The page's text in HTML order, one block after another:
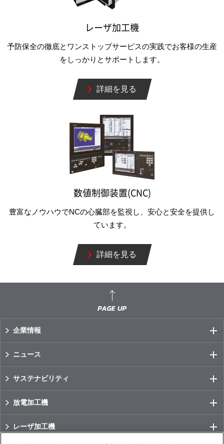
レーザ加工機
予防保全の徹底とワンストップサービスの実践でお客様の生産
をしっかりとサポートします。
詳細を見る
数値制御装置(CNC)
豊富なノウハウでNCの心臓部を監視し、安心と安全を提供し
ています。
詳細を見る
企業情報
ニュース
サステナビリティ
放電加工機
レーザ加工機